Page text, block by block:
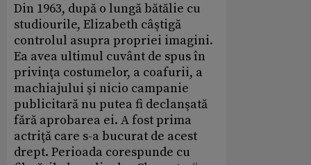
Din 1963, după o lungă bătălie cu
studiourile, Elizabeth câştigă
controlul asupra propriei imagini.
Ea avea ultimul cuvânt de spus în
privinţa costumelor, a coafurii, a
machiajului şi nicio campanie
publicitară nu putea fi declanşată
fără aprobarea ei. A fost prima
actriţă care s-a bucurat de acest
drept. Perioada corespunde cu